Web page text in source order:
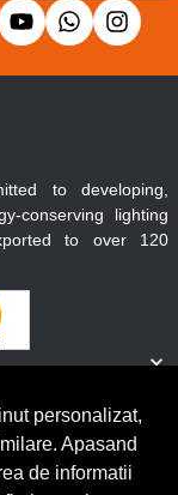
to developing,
conserving lighting
to over 120
personalizat,
Apasand
de informatii